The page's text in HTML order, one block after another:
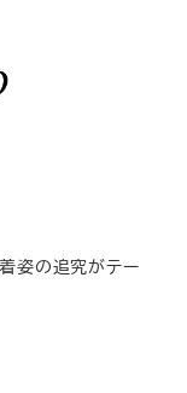
姿の追究がテー